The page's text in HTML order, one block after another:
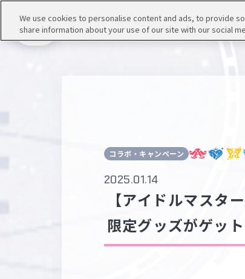
コラボ・キャンペーン
2025.01.14
【アイドルマスタ
限定グッズがゲッ
We use cookies to personalise content and ads, to provide
share information about your use of our site with our social